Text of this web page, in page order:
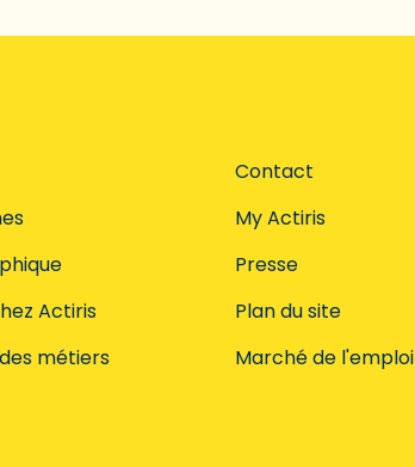
Actiris
métiers
Contact
My Actiris
Presse
Plan du site
Marché de l'emploi